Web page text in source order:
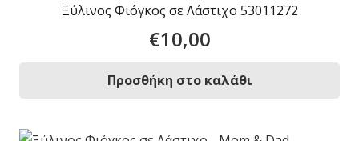
Ξύλινος Φιόγκος σε Λάστιχο 53011272
€10,00
Προσθήκη στο καλάθι